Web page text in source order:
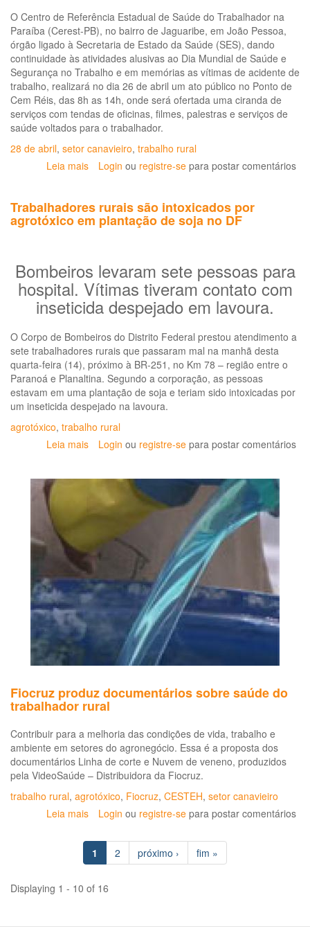
O Centro de Referência Estadual de Saúde do Trabalhador na
Paraíba (Cerest-PB), no bairro de Jaguaribe, em João Pessoa,
órgão ligado à Secretaria de Estado da Saúde (SES), dando
continuidade às atividades alusivas ao Dia Mundial de Saúde e
Segurança no Trabalho e em memórias as vítimas de acidente de
trabalho, realizará no dia 26 de abril um ato público no Ponto de
Cem Réis, das 8h as 14h, onde será ofertada uma ciranda de
serviços com tendas de oficinas, filmes, palestras e serviços de
saúde voltados para o trabalhador.
28 de abril, setor canavieiro, trabalho rural
Leia mais sobre
no
setor
suas
consequências
na
saúde
do
Trabalhador"
é
tema
de
evento
realizado
pelo
CEREST
Estadual
Login ou registre-se para postar comentários
Trabalhadores rurais são intoxicados por
agrotóxico em plantação de soja no DF
Bombeiros levaram sete pessoas para
hospital. Vítimas tiveram contato com
inseticida despejado em lavoura.
O Corpo de Bombeiros do Distrito Federal prestou atendimento a
sete trabalhadores rurais que passaram mal na manhã desta
quarta-feira (14), próximo à BR-251, no Km 78 – região entre o
Paranoá e Planaltina. Segundo a corporação, as pessoas
estavam em uma plantação de soja e teriam sido intoxicadas por
um inseticida despejado na lavoura.
agrotóxico, trabalho rural
Leia mais sobre
intoxicados
por
agrotóxico
em
plantação
de
soja
no
DF
Login ou registre-se para postar comentários
Fiocruz produz documentários sobre saúde do
trabalhador rural
Contribuir para a melhoria das condições de vida, trabalho e
ambiente em setores do agronegócio. Essa é a proposta dos
documentários Linha de corte e Nuvem de veneno, produzidos
pela VideoSaúde – Distribuidora da Fiocruz.
trabalho rural, agrotóxico, Fiocruz, CESTEH, setor canavieiro
Leia mais sobre
produz
documentários
sobre
saúde
do
rural
Login ou registre-se para postar comentários
1 2 próximo › fim »
Displaying 1 - 10 of 16